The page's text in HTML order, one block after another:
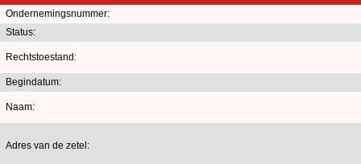
Ondernemingsnummer:
Status:
Rechtstoestand:
Begindatum:
Naam:
Adres van de zetel: